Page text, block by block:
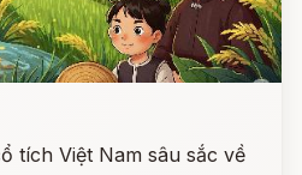
tích Việt Nam sâu sắc về